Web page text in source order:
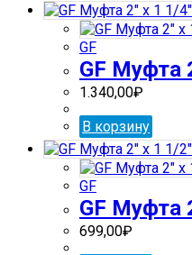
GF
GF Муфта
1.340,00₽
В корзину
GF
GF Муфта
699,00₽